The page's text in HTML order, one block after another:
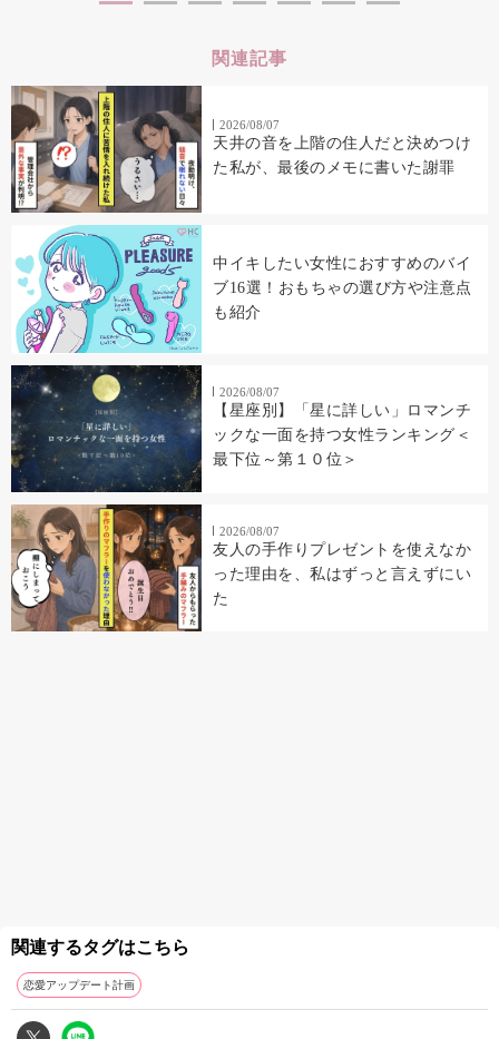
関連記事
2026/08/07
天井の音を上階の住人だと決めつけ
た私が、最後のメモに書いた謝罪
中イキしたい女性におすすめのバイ
ブ16選！おもちゃの選び方や注意点
も紹介
2026/08/07
【星座別】「星に詳しい」ロマンチ
ックな一面を持つ女性ランキング＜
最下位～第１０位＞
2026/08/07
友人の手作りプレゼントを使えなか
った理由を、私はずっと言えずにい
た
関連するタグはこちら
恋愛アップデート計画